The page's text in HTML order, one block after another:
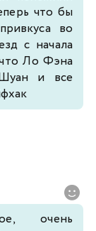
что бы
во
с начала
Ло Фэна
и все
очень